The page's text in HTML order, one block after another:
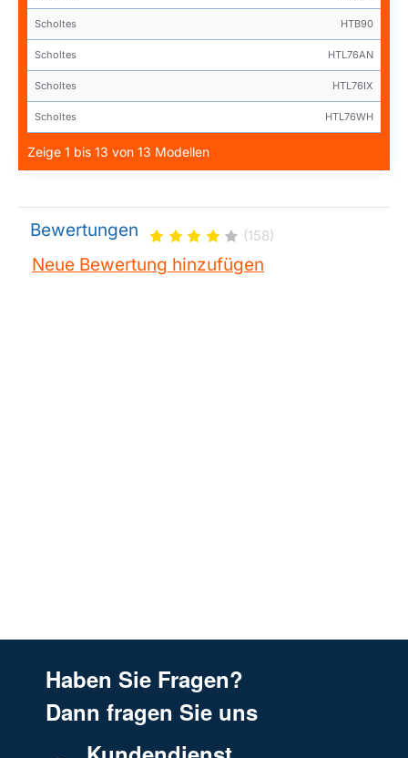
Scholtes HTB90
Scholtes HTL76AN
Scholtes HTL76IX
Scholtes HTL76WH
Zeige 1 bis 13 von 13 Modellen
Bewertungen (158)
Neue Bewertung hinzufügen
Haben Sie Fragen?
Dann fragen Sie uns